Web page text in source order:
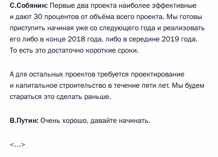
С.Собянин: Первые два проекта наиболее эффективные
и дают 30 процентов от объёма всего проекта. Мы готовы
приступить начиная уже со следующего года и реализовать
его либо в конце 2018 года, либо в середине 2019 года.
То есть это достаточно короткие сроки.
А для остальных проектов требуется проектирование
и капитальное строительство в течение пяти лет. Мы будем
стараться это сделать раньше.
В.Путин: Очень хорошо, давайте начинать.
<…>